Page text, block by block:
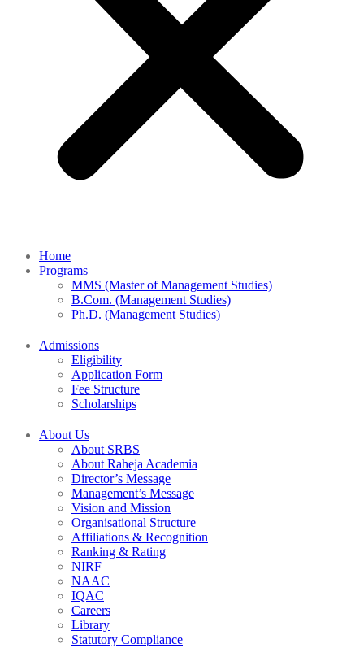
Home
Programs
MMS (Master of Management Studies)
B.Com. (Management Studies)
Ph.D. (Management Studies)
Admissions
Eligibility
Application Form
Fee Structure
Scholarships
About Us
About SRBS
About Raheja Academia
Director’s Message
Management’s Message
Vision and Mission
Organisational Structure
Affiliations & Recognition
Ranking & Rating
NIRF
NAAC
IQAC
Careers
Library
Statutory Compliance